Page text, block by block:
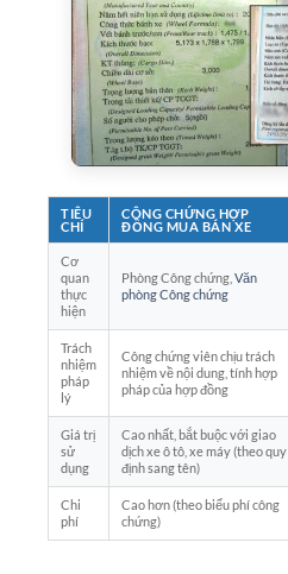
TIÊU
CHÍ
CÔNG CHỨNG HỢP
ĐỒNG MUA BÁN XE
Cơ
quan
thực
hiện
Phòng Công chứng, Văn
phòng Công chứng
Trách
nhiệm
pháp
lý
Công chứng viên chịu trách
nhiệm về nội dung, tính hợp
pháp của hợp đồng
Giá trị
sử
dụng
Cao nhất, bắt buộc với giao
dịch xe ô tô, xe máy (theo quy
định sang tên)
Chi
phí
Cao hơn (theo biểu phí công
chứng)